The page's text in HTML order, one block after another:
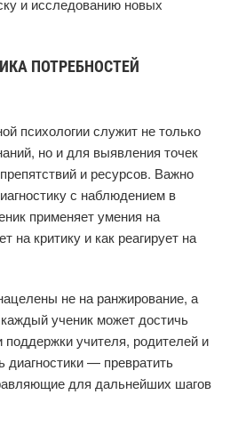
и исследованию новых
ПОТРЕБНОСТЕЙ
психологии служит не только
но и для выявления точек
и ресурсов. Важно
с наблюдением в
применяет умения на
на критику и как реагирует на
не на ранжирование, а
ученик может достичь
учителя, родителей и
— превратить
для дальнейших шагов